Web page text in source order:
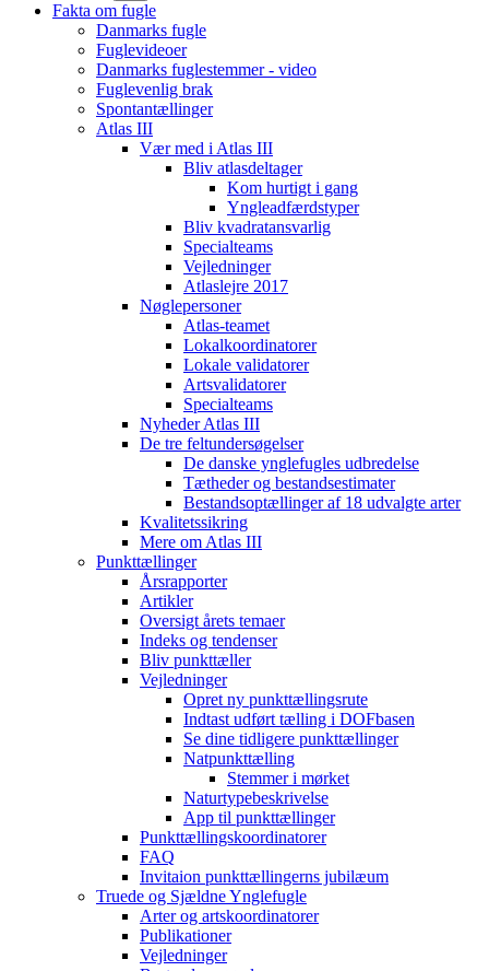
Fakta om fugle
Danmarks fugle
Fuglevideoer
Danmarks fuglestemmer - video
Fuglevenlig brak
Spontantællinger
Atlas III
Vær med i Atlas III
Bliv atlasdeltager
Kom hurtigt i gang
Yngleadfærdstyper
Bliv kvadratansvarlig
Specialteams
Vejledninger
Atlaslejre 2017
Nøglepersoner
Atlas-teamet
Lokalkoordinatorer
Lokale validatorer
Artsvalidatorer
Specialteams
Nyheder Atlas III
De tre feltundersøgelser
De danske ynglefugles udbredelse
Tætheder og bestandsestimater
Bestandsoptællinger af 18 udvalgte arter
Kvalitetssikring
Mere om Atlas III
Punkttællinger
Årsrapporter
Artikler
Oversigt årets temaer
Indeks og tendenser
Bliv punkttæller
Vejledninger
Opret ny punkttællingsrute
Indtast udført tælling i DOFbasen
Se dine tidligere punkttællinger
Natpunkttælling
Stemmer i mørket
Naturtypebeskrivelse
App til punkttællinger
Punkttællingskoordinatorer
FAQ
Invitaion punkttællingerns jubilæum
Truede og Sjældne Ynglefugle
Arter og artskoordinatorer
Publikationer
Vejledninger